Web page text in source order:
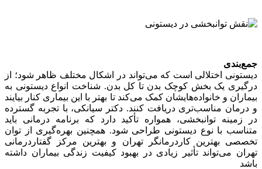
جمع‌بندی
دیستونی اختلالی است که می‌تواند در اشکال مختلف ظاهر شود؛ از
درگیری یک بخش کوچک بدن تا کل بدن. شناخت انواع دیستونی به
بیماران و خانواده‌هایشان کمک می‌کند تا بهتر با این بیماری کنار بیایند
و درمان مناسب‌تری دریافت کنند. دکتر سیانکی، با تجربه گسترده
در زمینه توانبخشی، همواره تأکید دارد که برنامه درمانی باید
متناسب با نوع دیستونی طراحی شود. همچنین بهره‌گیری از توان
تخصصی بهترین کاردرمانگر تهران و بهترین مرکز گفتاردرمانی
تهران می‌تواند تأثیر زیادی در بهبود کیفیت زندگی بیماران داشته
باشد